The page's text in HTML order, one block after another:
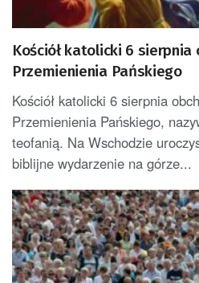
Kościół katolicki 6 sierpnia
Przemienienia Pańskiego
Kościół katolicki 6 sierpnia
Przemienienia Pańskiego,
teofanią. Na Wschodzie
biblijne wydarzenie na górze...